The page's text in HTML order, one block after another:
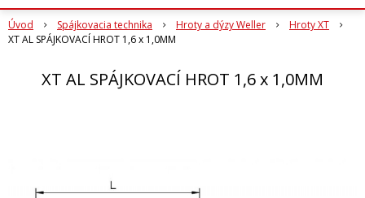
Úvod Spájkovacia technika Hroty a dýzy Weller
Hroty XT
XT AL SPÁJKOVACÍ HROT 1,6 x 1,0MM
XT AL SPÁJKOVACÍ HROT 1,6 x 1,0MM